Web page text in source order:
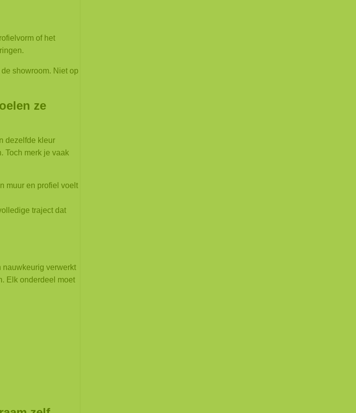
of het
de showroom. Niet op
ze
dezelfde kleur
Toch merk je vaak
muur en profiel voelt
traject dat
nauwkeurig verwerkt
Elk onderdeel moet